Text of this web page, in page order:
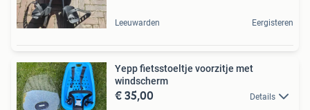
Leeuwarden Eergisteren
Yepp fietsstoeltje voorzitje met
windscherm
€ 35,00 Details